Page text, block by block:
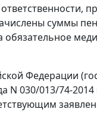
суммы
Федерации
N 030/013/74-